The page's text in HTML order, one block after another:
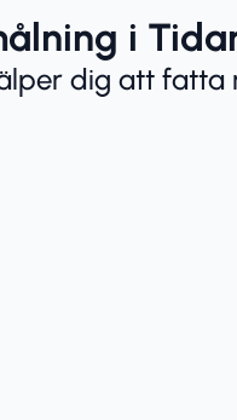
i
dig att fatta